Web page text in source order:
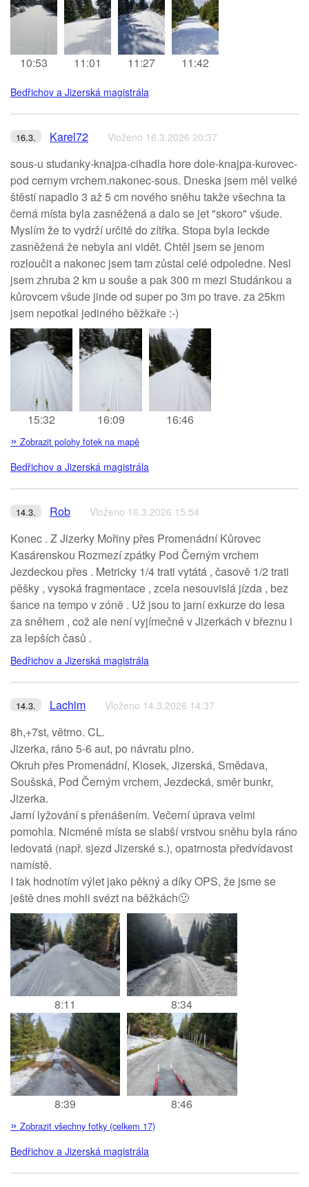
10:53 11:01 11:27 11:42
Bedřichov a Jizerská magistrála
16.3. Karel72 Vloženo 16.3.2026 20:37
sous-u studanky-knajpa-cihadla hore dole-knajpa-kurovec-
pod cernym vrchem.nakonec-sous. Dneska jsem měl velké
štěstí napadlo 3 až 5 cm nového sněhu takže všechna ta
černá místa byla zasněžená a dalo se jet "skoro" všude.
Myslím že to vydrží určitě do zítřka. Stopa byla leckde
zasněžená že nebyla ani vidět. Chtěl jsem se jenom
rozloučit a nakonec jsem tam zůstal celé odpoledne. Nesl
jsem zhruba 2 km u souše a pak 300 m mezi Studánkou a
kůrovcem všude jinde od super po 3m po trave. za 25km
jsem nepotkal jediného běžkaře :-)
15:32 16:09 16:46
» Zobrazit polohy fotek na mapě
Bedřichov a Jizerská magistrála
14.3. Rob Vloženo 16.3.2026 15:54
Konec . Z Jizerky Mořiny přes Promenádní Kůrovec
Kasárenskou Rozmezí zpátky Pod Černým vrchem
Jezdeckou přes . Metricky 1/4 trati vytátá , časově 1/2 trati
pěšky , vysoká fragmentace , zcela nesouvislá jízda , bez
šance na tempo v zóně . Už jsou to jarní exkurze do lesa
za sněhem , což ale není vyjímečné v Jizerkách v březnu i
za lepších časů .
Bedřichov a Jizerská magistrála
14.3. Lachim Vloženo 14.3.2026 14:37
8h,+7st, větrno. CL.
Jizerka, ráno 5-6 aut, po návratu plno.
Okruh přes Promenádní, Kiosek, Jizerská, Smědava,
Soušská, Pod Černým vrchem, Jezdecká, směr bunkr,
Jizerka.
Jarní lyžování s přenášením. Večerní úprava velmi
pomohla. Nicméně místa se slabší vrstvou sněhu byla ráno
ledovatá (např. sjezd Jizerské s.), opatrnosta předvídavost
namístě.
I tak hodnotím výlet jako pěkný a díky OPS, že jsme se
ještě dnes mohli svézt na běžkách🙂
8:11 8:34
8:39 8:46
» Zobrazit všechny fotky (celkem 17)
Bedřichov a Jizerská magistrála